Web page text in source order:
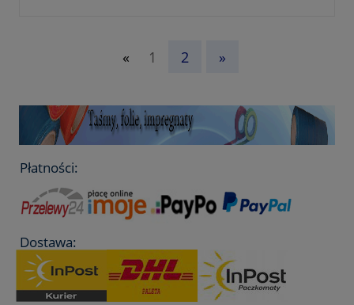
« 1 2 »
Płatności:
Dostawa: